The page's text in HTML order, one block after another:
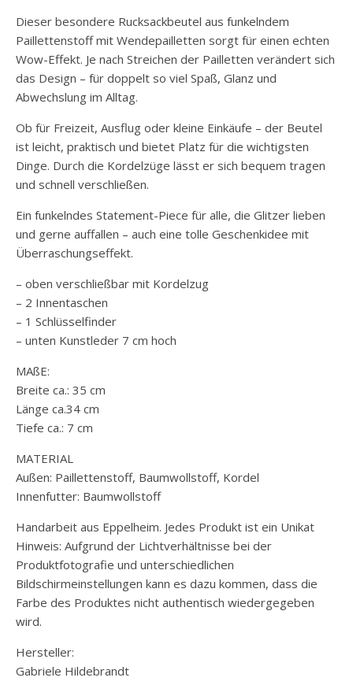
Dieser besondere Rucksackbeutel aus funkelndem
Paillettenstoff mit Wendepailletten sorgt für einen echten
Wow-Effekt. Je nach Streichen der Pailletten verändert sich
das Design – für doppelt so viel Spaß, Glanz und
Abwechslung im Alltag.
Ob für Freizeit, Ausflug oder kleine Einkäufe – der Beutel
ist leicht, praktisch und bietet Platz für die wichtigsten
Dinge. Durch die Kordelzüge lässt er sich bequem tragen
und schnell verschließen.
Ein funkelndes Statement-Piece für alle, die Glitzer lieben
und gerne auffallen – auch eine tolle Geschenkidee mit
Überraschungseffekt.
– oben verschließbar mit Kordelzug
– 2 Innentaschen
– 1 Schlüsselfinder
– unten Kunstleder 7 cm hoch
MAßE:
Breite ca.: 35 cm
Länge ca.34 cm
Tiefe ca.: 7 cm
MATERIAL
Außen: Paillettenstoff, Baumwollstoff, Kordel
Innenfutter: Baumwollstoff
Handarbeit aus Eppelheim. Jedes Produkt ist ein Unikat
Hinweis: Aufgrund der Lichtverhältnisse bei der
Produktfotografie und unterschiedlichen
Bildschirmeinstellungen kann es dazu kommen, dass die
Farbe des Produktes nicht authentisch wiedergegeben
wird.
Hersteller:
Gabriele Hildebrandt